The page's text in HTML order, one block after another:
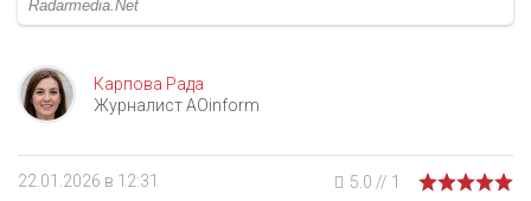
Карпова Рада
Журналист AOinform
22.01.2026 в 12:31 5.0 // 1